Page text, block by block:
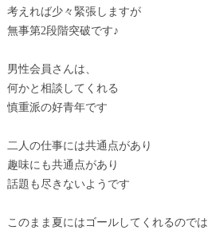
考えれば少々緊張しますが
無事第2段階突破です♪
男性会員さんは、
何かと相談してくれる
慎重派の好青年です
二人の仕事には共通点があり
趣味にも共通点があり
話題も尽きないようです
このまま夏にはゴールしてくれるのでは